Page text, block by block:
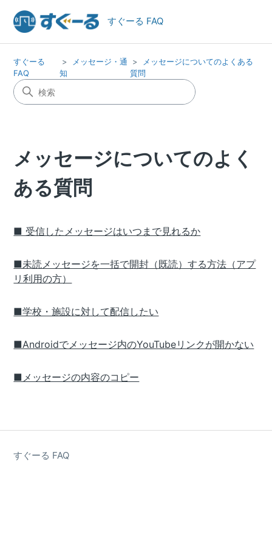
すぐーる FAQ
すぐーる
FAQ
メッセージ・通
知
メッセージについてのよくある
質問
メッセージについてのよく
ある質問
■ 受信したメッセージはいつまで見れるか
■未読メッセージを一括で開封（既読）する方法（アプ
リ利用の方）
■学校・施設に対して配信したい
■Androidでメッセージ内のYouTubeリンクが開かない
■メッセージの内容のコピー
すぐーる FAQ